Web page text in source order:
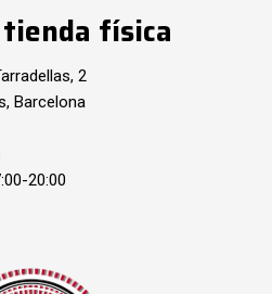
física
2
Barcelona
20:00